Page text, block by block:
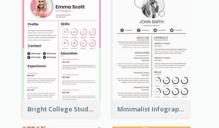
Bright College Student Designer Resume Minimalist Infographic Light Resume